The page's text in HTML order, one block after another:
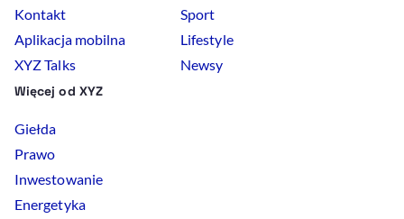
Kontakt
Aplikacja mobilna
XYZ Talks
Sport
Lifestyle
Newsy
Więcej od XYZ
Giełda
Prawo
Inwestowanie
Energetyka